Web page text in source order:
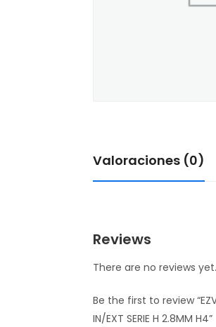
Valoraciones (0)
Reviews
There are no reviews yet.
Be the first to review
IN/EXT SERIE H 2.8MM H4”